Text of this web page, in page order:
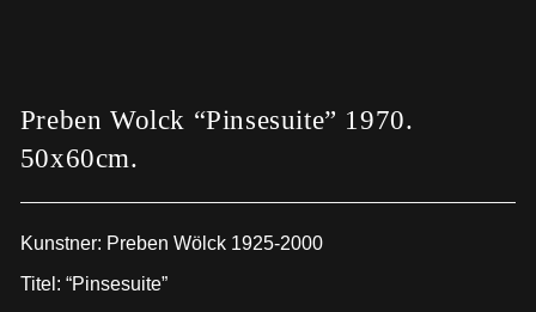
Preben Wolck “Pinsesuite” 1970.
50x60cm.
Kunstner: Preben Wölck 1925-2000
Titel: “Pinsesuite”